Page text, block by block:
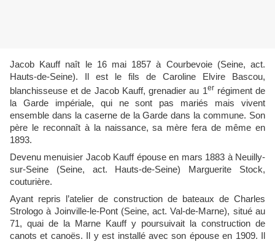
Jacob Kauff naît le 16 mai 1857 à Courbevoie (Seine, act.
Hauts-de-Seine). Il est le fils de Caroline Elvire Bascou,
blanchisseuse et de Jacob Kauff, grenadier au 1er régiment de
la Garde impériale, qui ne sont pas mariés mais vivent
ensemble dans la caserne de la Garde dans la commune. Son
père le reconnaît à la naissance, sa mère fera de même en
1893.
Devenu menuisier Jacob Kauff épouse en mars 1883 à Neuilly-
sur-Seine (Seine, act. Hauts-de-Seine) Marguerite Stock,
couturière.
Ayant repris l’atelier de construction de bateaux de Charles
Strologo à Joinville-le-Pont (Seine, act. Val-de-Marne), situé au
71, quai de la Marne Kauff y poursuivait la construction de
canots et canoës. Il y est installé avec son épouse en 1909. Il